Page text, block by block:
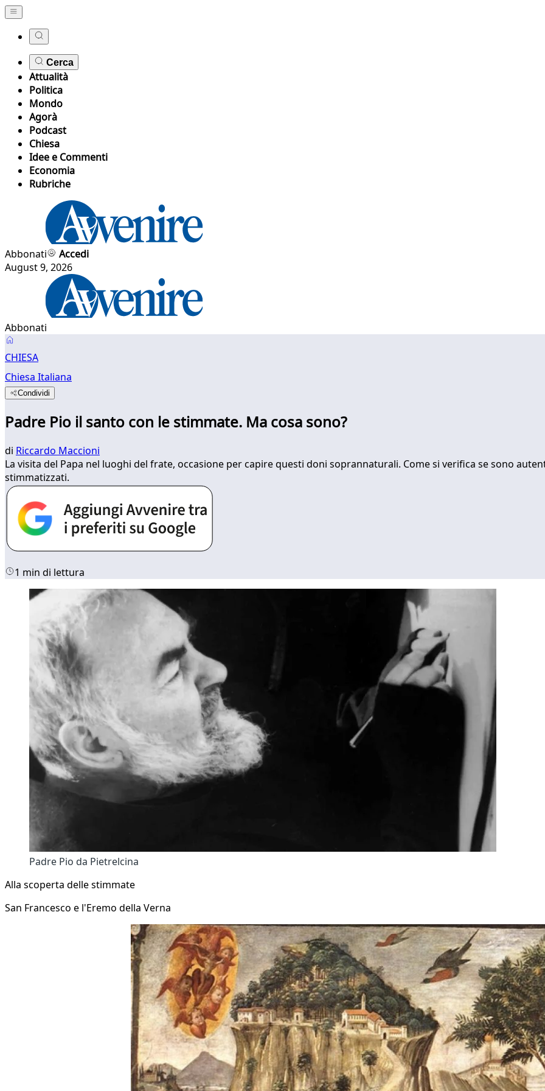
Cerca
Attualità
Politica
Mondo
Agorà
Podcast
Chiesa
Idee e Commenti
Economia
Rubriche
Abbonati
Accedi
August 9, 2026
Abbonati
CHIESA
Chiesa Italiana
Condividi
Padre Pio il santo con le stimmate. Ma cosa sono?
di Riccardo Maccioni
La visita del Papa nel luoghi del frate, occasione per capire questi doni soprannaturali. Come si verifica se sono
stimmatizzati.
1 min di lettura
Padre Pio da Pietrelcina
Alla scoperta delle stimmate
San Francesco e l'Eremo della Verna